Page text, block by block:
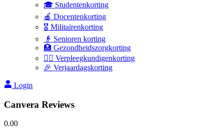
🎓 Studentenkorting
🍎 Docentenkorting
🎖️ Militairenkorting
👴 Senioren korting
🏥 Gezondheidszorgkorting
👩‍⚕️ Verpleegkundigenkorting
🎉 Verjaardagskorting
Login
Canvera Reviews
0.00